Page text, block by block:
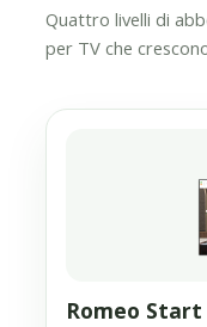
Quattro livelli di
per TV che
Romeo Start